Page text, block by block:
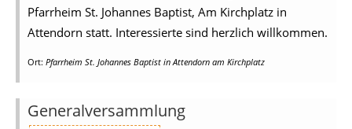
Pfarrheim St. Johannes Baptist, Am Kirchplatz in
Attendorn statt. Interessierte sind herzlich willkommen.
Ort: Pfarrheim St. Johannes Baptist in Attendorn am Kirchplatz
Generalversammlung